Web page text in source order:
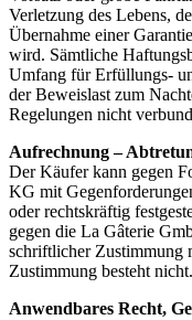
Verletzung des Lebens,
Übernahme einer
wird. Sämtliche
Umfang für Erfüllungs-
der Beweislast zum
Regelungen nicht
Aufrechnung –
Der Käufer kann gegen
KG mit
oder rechtskräftig
gegen die La Gâterie
schriftlicher Zustimmung
Zustimmung besteht
Anwendbares Recht,